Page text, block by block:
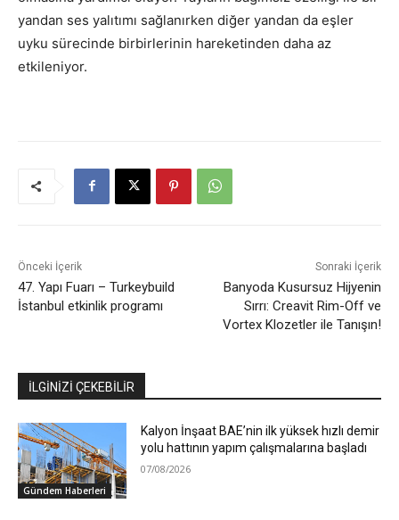
yandan ses yalıtımı sağlanırken diğer yandan da eşler
uyku sürecinde birbirlerinin hareketinden daha az
etkileniyor.
Önceki İçerik
47. Yapı Fuarı – Turkeybuild
İstanbul etkinlik programı
Sonraki İçerik
Banyoda Kusursuz Hijyenin
Sırrı: Creavit Rim-Off ve
Vortex Klozetler ile Tanışın!
İLGİNİZİ ÇEKEBİLİR
Gündem Haberleri
Kalyon İnşaat BAE’nin ilk yüksek hızlı demir
yolu hattının yapım çalışmalarına başladı
07/08/2026